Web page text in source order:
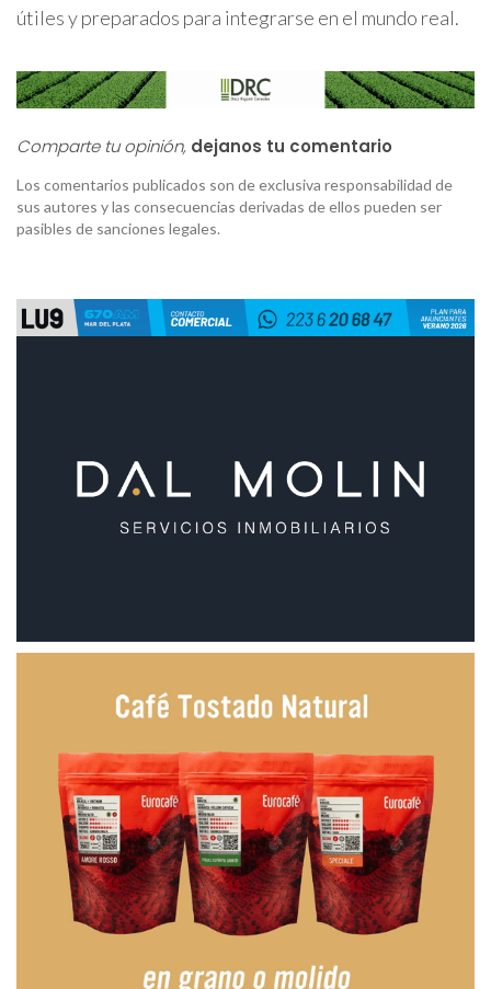
útiles y preparados para integrarse en el mundo real.
Comparte tu opinión, dejanos tu comentario
Los comentarios publicados son de exclusiva responsabilidad de
sus autores y las consecuencias derivadas de ellos pueden ser
pasibles de sanciones legales.